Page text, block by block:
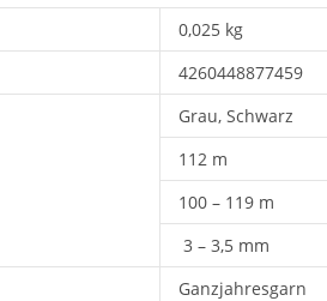
0,025 kg
4260448877459
Grau, Schwarz
112 m
100 – 119 m
3 – 3,5 mm
Ganzjahresgarn